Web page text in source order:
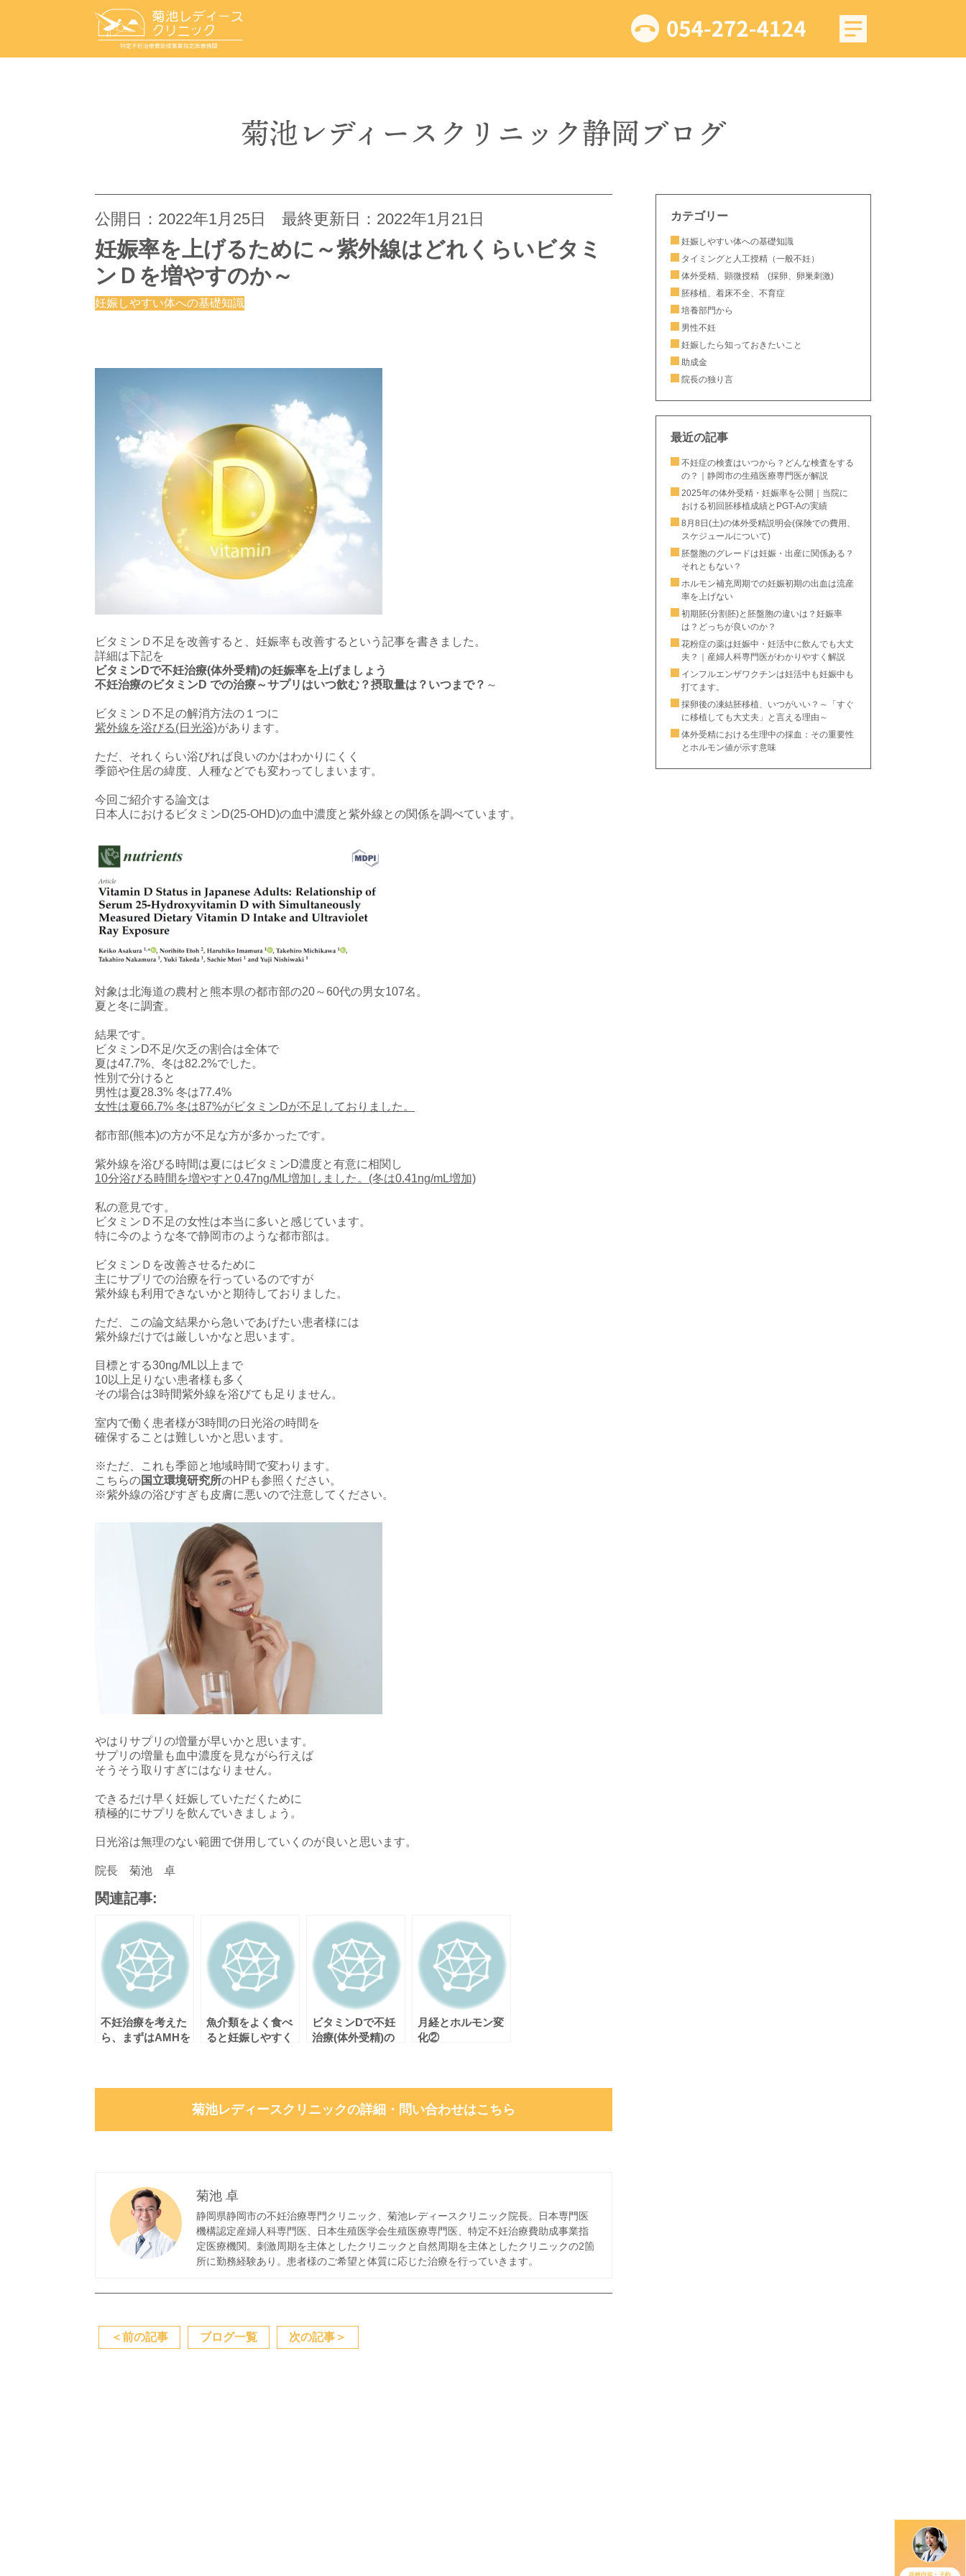
菊池レディース クリニック静岡ブログ
公開日： 2022年1月25日 最終更新日：2022年1月21日
妊娠率を上げるために～紫外線はどれくらいビタミ
ンＤを増やすのか～
妊娠しやすい体への基礎知識
ビタミンＤ不足を改善すると、妊娠率も改善するという記事を書きました。
詳細は下記を
ビタミンDで不妊治療(体外受精)の妊娠率を上げましょう
不妊治療のビタミンD での治療～サプリはいつ飲む？摂取量は？いつまで？ ～
ビタミンＤ不足の解消方法の１つに
紫外線を浴びる(日光浴)があります。
ただ、それくらい浴びれば良いのかはわかりにくく
季節や住居の緯度、人種などでも変わってしまいます。
今回ご紹介する論文は
日本人におけるビタミンD(25-OHD)の血中濃度と紫外線との関係を調べています。
対象は北海道の農村と熊本県の都市部の20～60代の男女107名。
夏と冬に調査。
結果です。
ビタミンD不足/欠乏の割合は全体で
夏は47.7%、冬は82.2%でした。
性別で分けると
男性は夏28.3% 冬は77.4%
女性は夏66.7% 冬は87%がビタミンDが不足しておりました。
都市部(熊本)の方が不足な方が多かったです。
紫外線を浴びる時間は夏にはビタミンD濃度と有意に相関し
10分浴びる時間を増やすと0.47ng/ML増加しました。(冬は0.41ng/mL増加)
私の意見です。
ビタミンＤ不足の女性は本当に多いと感じています。
特に今のような冬で静岡市のような都市部は。
ビタミンＤを改善させるために
主にサプリでの治療を行っているのですが
紫外線も利用できないかと期待しておりました。
ただ、この論文結果から急いであげたい患者様には
紫外線だけでは厳しいかなと思います。
目標とする30ng/ML以上まで
10以上足りない患者様も多く
その場合は3時間紫外線を浴びても足りません。
室内で働く患者様が3時間の日光浴の時間を
確保することは難しいかと思います。
※ただ、これも季節と地域時間で変わります。
こちらの国立環境研究所のHPも参照ください。
※紫外線の浴びすぎも皮膚に悪いので注意してください。
やはりサプリの増量が早いかと思います。
サプリの増量も血中濃度を見ながら行えば
そうそう取りすぎにはなりません。
できるだけ早く妊娠していただくために
積極的にサプリを飲んでいきましょう。
日光浴は無理のない範囲で併用していくのが良いと思います。
院長 菊池 卓
関連記事:
不妊治療を考えた
ら、まずはAMHを
魚介類をよく食べ
ると妊娠しやすく
ビタミンDで不妊
治療(体外受精)の
月経とホルモン変
化②
菊池レディースクリニックの詳細・問い合わせはこちら
菊池 卓
静岡県静岡市の不妊治療専門クリニック、菊池レディースクリニック院長。日本専門医
機構認定産婦人科専門医、日本生殖医学会生殖医療専門医、特定不妊治療費助成事業指
定医療機関。刺激周期を主体としたクリニックと自然周期を主体としたクリニックの2箇
所に勤務経験あり。患者様のご希望と体質に応じた治療を行っていきます。
＜前の記事 ブログ一覧 次の記事 ＞
カテゴリー
妊娠しやすい体への基礎知識
タイミングと人工授精（一般不妊）
体外受精、顕微授精 (採卵、卵巣刺激)
胚移植、着床不全、不育症
培養部門から
男性不妊
妊娠したら知っておきたいこと
助成金
院長の独り言
最近の記事
不妊症の検査はいつから？どんな検査をする
の？｜静岡市の生殖医療専門医が解説
2025年の体外受精・妊娠率を公開｜当院に
おける初回胚移植成績とPGT-Aの実績
8月8日(土)の体外受精説明会(保険での費用、
スケジュールについて)
胚盤胞のグレードは妊娠・出産に関係ある？
それともない？
ホルモン補充周期での妊娠初期の出血は流産
率を上げない
初期胚(分割胚)と胚盤胞の違いは？妊娠率
は？どっちが良いのか？
花粉症の薬は妊娠中・妊活中に飲んでも大丈
夫？｜産婦人科専門医がわかりやすく解説
インフルエンザワクチンは妊活中も妊娠中も
打てます。
採卵後の凍結胚移植、いつがいい？～「すぐ
に移植しても大丈夫」と言える理由～
体外受精における生理中の採血：その重要性
とホルモン値が示す意味